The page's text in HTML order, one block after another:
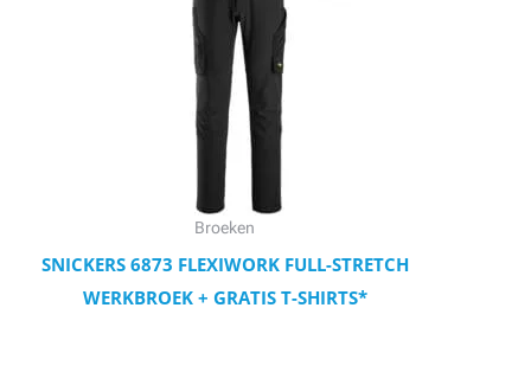
Broeken
SNICKERS 6873 FLEXIWORK FULL-STRETCH
WERKBROEK + GRATIS T-SHIRTS*
meerdere
variaties.
Deze
optie
kan
gekozen
worden